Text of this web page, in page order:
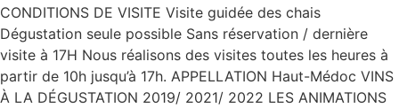
CONDITIONS DE VISITE Visite guidée des chais
Dégustation seule possible Sans réservation / dernière
visite à 17H Nous réalisons des visites toutes les heures à
partir de 10h jusqu’à 17h. APPELLATION Haut-Médoc VINS
À LA DÉGUSTATION 2019/ 2021/ 2022 LES ANIMATIONS